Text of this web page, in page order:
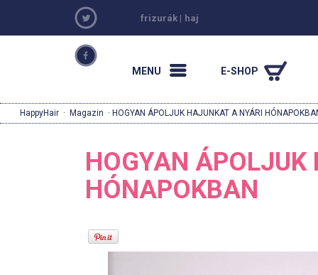
frizurák | haj
MENU E-SHOP
HappyHair · Magazin · HOGYAN ÁPOLJUK HAJUNKAT A NYÁRI
HOGYAN
HÓNAPOKBAN